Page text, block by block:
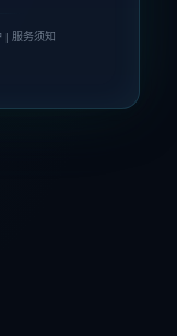
| 服务须知